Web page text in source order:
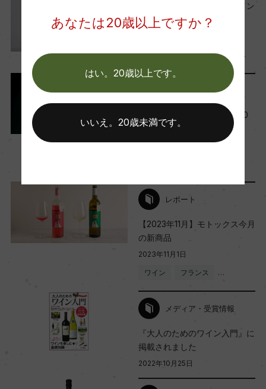
今月のバイヤーおすすめワイン
【2026年2月】
ワイン テイスティング …
ワインのキホン
イタリアワインの特徴。全20
州の産地を詳しく解説
2024年1月31日
レポート
【2023年11月】モトックス今月
の新商品
2023年11月1日
ワイン フランス …
メディア・受賞情報
『大人のためのワイン入門』に
掲載されました
2022年10月25日
あなたは20歳以上ですか？
はい。20歳以上です。
いいえ。20歳未満です。